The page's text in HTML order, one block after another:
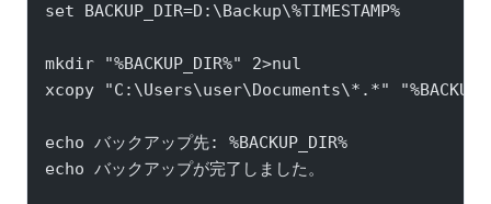
set BACKUP_DIR=D:\Backup\%TIMESTAMP%
mkdir "%BACKUP_DIR%" 2>nul
xcopy "C:\Users\user\Documents\*.*"
echo バックアップ先: %BACKUP_DIR%
echo バックアップが完了しました。